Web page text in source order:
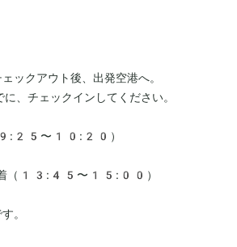
ックアウト後、出発空港へ。
、チェックインしてください。
9:25〜10:20）
着（13:45〜15:00）
。